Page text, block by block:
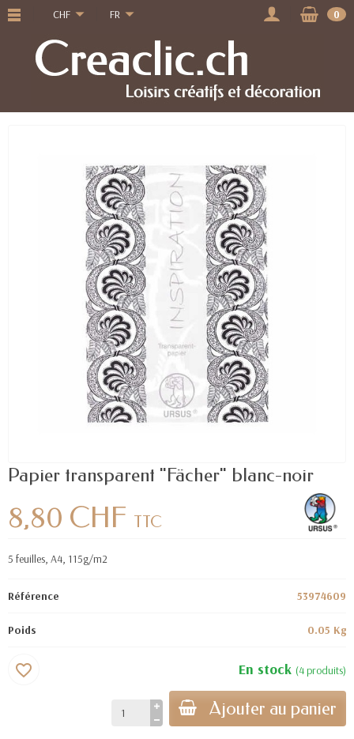
CHF FR 0
Papier transparent "Fächer" blanc-noir
8,80 CHF TTC
5 feuilles, A4, 115g/m2
Référence 53974609
Poids 0.05 Kg
En stock (4 produits)
Ajouter au panier
favorite_border